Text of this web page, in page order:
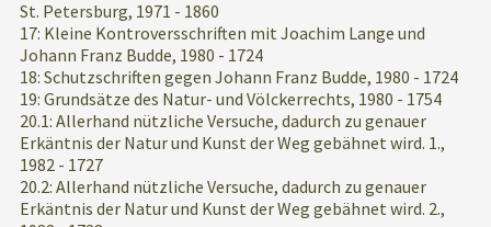
St. Petersburg, 1971 - 1860
17: Kleine Kontroversschriften mit Joachim Lange und
Johann Franz Budde, 1980 - 1724
18: Schutzschriften gegen Johann Franz Budde, 1980 - 1724
19: Grundsätze des Natur- und Völckerrechts, 1980 - 1754
20.1: Allerhand nützliche Versuche, dadurch zu genauer
Erkäntnis der Natur und Kunst der Weg gebähnet wird. 1.,
1982 - 1727
20.2: Allerhand nützliche Versuche, dadurch zu genauer
Erkäntnis der Natur und Kunst der Weg gebähnet wird. 2.,